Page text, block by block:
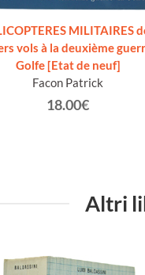
MILITAIRES
vols à la deuxième
Golfe [Etat de neuf]
Facon Patrick
18.00€
Altri